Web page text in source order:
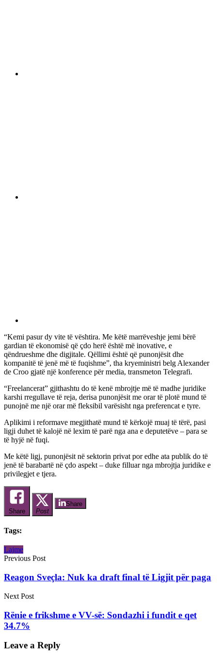
“Kemi pasur dy vite të vështira. Me këtë marrëveshje jemi bërë
gardian të ekonomisë që çdo herë është më inovative, e
qëndrueshme dhe digjitale. Qëllimi është që punonjësit dhe
kompanitë të jenë më të fuqishme”, tha kryeministri belg Alexander
de Croo gjatë një konference për media, transmeton Telegrafi.
“Freelancerat” gjithashtu do të kenë mbrojtje më të madhe juridike
karshi rregullave të reja, derisa punonjësit me orar të plotë mund të
punojnë me një orar më fleksibil varësisht nga preferencat e tyre.
Aplikimi i reformave megjithatë mund të kërkojë muaj të tërë, pasi
ligji duhet të kalojë në lexim të parë nga ana e deputetëve – para se
të hyjë në fuqi.
Me këtë ligj, punonjësit në sektorin privat por edhe ata publik do të
jenë të barabartë në çdo aspekt – duke filluar nga mbrojtja juridike e
privilegjet e tjera.
Share Post
Share
Tags:
Lajme
Previous Post
Reagon Sveçla: Nuk ka draft final të Ligjit për paga
Next Post
Rënie e frikshme e VV-së: Sondazhi i fundit e qet
34.7%
Leave a Reply